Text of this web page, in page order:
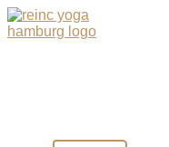
Zum
Inhalt